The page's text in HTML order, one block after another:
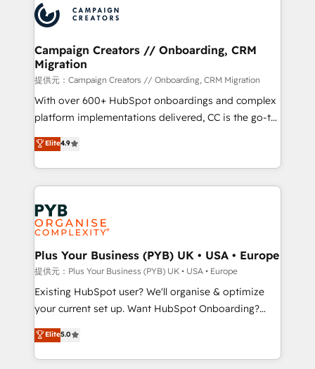
record of business transformation, our growth-first
approach has helped brands dominate their
extensive experience working with tech companies
and manufacturers since 2002, we are committed to
empowering our clients and developing their
autonomy. Get to grips with HubSpot through
guided implementation and seamless integration of
the CRM platform into your digital ecosystem. Would
you like support in deploying your inbound
to your needs and sales objectives. With 125+
certifications, we are part of the most certified
services are offered in both English & French.
Campaign Creators // Onboarding, CRM
Migration
提供元：Campaign Creators // Onboarding, CRM Migration
With over 600+ HubSpot onboardings and complex
platform implementations delivered, CC is the go-to
Elite Solutions Partner for businesses ready to
migrate, replatform, and scale smarter. We specialize
in high-impact CRM and CMS migrations and
onboarding from platforms like Salesforce, NetSuite,
Zoho, Pardot, Marketo, Microsoft Dynamics, Wix,
WordPress and legacy CRMs, turning fragmented
systems into unified, growth-ready HubSpot
architectures that accelerate revenue operations and
performance. - Multi-object CRM migration, cleanup,
and implementation. - Pre-built and custom
integrations across your full tech stack. - Custom
- Dashboards, lifecycle campaigns, and lead
nurturing sequences. - Cross-hub setup across
Elite4.9
Plus Your Business (PYB) UK • USA • Europe
提供元：Plus Your Business (PYB) UK • USA • Europe
Existing HubSpot user? We'll organise & optimize
your current set up. Want HubSpot Onboarding?
We'll customise your CRM & automate your business
processes. Welcome to our Profile! We can help
with... • CRM implementation, reports & workflows,
Elite5.0